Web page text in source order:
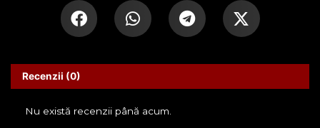
Recenzii (0)
Nu există recenzii până acum.